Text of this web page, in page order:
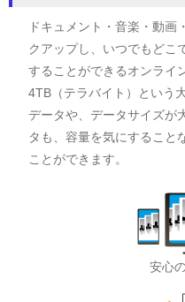
ドキュメント・音楽・動画
クアップし、いつでもどこ
することができるオンライ
4TB（テラバイト）という
データや、データサイズが
タも、容量を気にすること
ことができます。
安心